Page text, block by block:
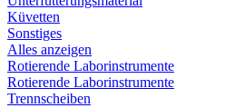
Küvetten
Sonstiges
Alles anzeigen
Rotierende Laborinstrumente
Rotierende Laborinstrumente
Trennscheiben